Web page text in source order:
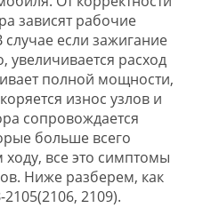
зависят рабочие
если зажигание
увеличивается расход
полной мощности,
износ узлов и
сопровождается
больше всего
все это симптомы
Ниже разберем, как
2109).